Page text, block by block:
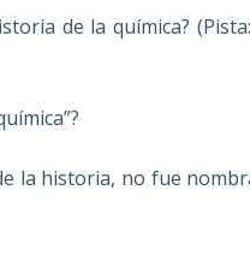
de la química?
la historia, no fue